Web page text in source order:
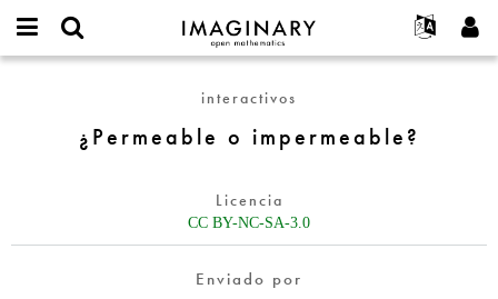
IMAGINARY
open
Français
Deutsch
Español
Türkçe
Programas
Galerías
Películas
Textos
Exposiciones
Proyectos
Participar
username
Contraseña
Crear nueva cuenta
Solicitar una nueva contraseña
impermeable?
interactivos
¿Permeable o impermeable?
Licencia
CC BY-NC-SA-3.0
Enviado por